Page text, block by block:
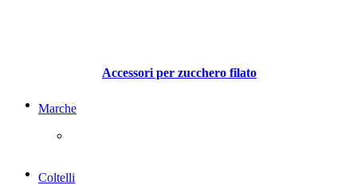
Accessori per zucchero filato
Marche
Coltelli